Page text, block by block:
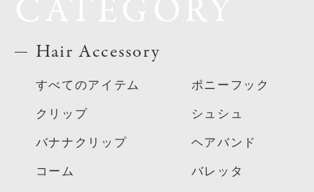
Hair Accessory
すべてのアイテム
クリップ
バナナクリップ
コーム
ポニーフック
シュシュ
ヘアバンド
バレッタ